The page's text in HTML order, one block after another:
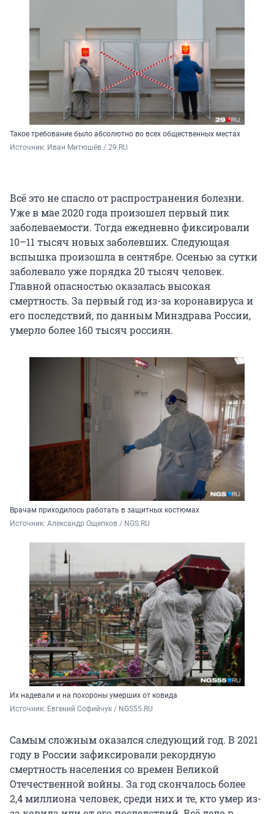
Такое требование было абсолютно во всех общественных местах
Источник: Иван Митюшёв / 29.RU
Всё это не спасло от распространения болезни.
Уже в мае 2020 года произошел первый пик
заболеваемости. Тогда ежедневно фиксировали
10–11 тысяч новых заболевших. Следующая
вспышка произошла в сентябре. Осенью за сутки
заболевало уже порядка 20 тысяч человек.
Главной опасностью оказалась высокая
смертность. За первый год из-за коронавируса и
его последствий, по данным Минздрава России,
умерло более 160 тысяч россиян.
Врачам приходилось работать в защитных костюмах
Источник: Александр Ощепков / NGS.RU
Их надевали и на похороны умерших от ковида
Источник: Евгений Софийчук / NGS55.RU
Самым сложным оказался следующий год. В 2021
году в России зафиксировали рекордную
смертность населения со времен Великой
Отечественной войны. За год скончалось более
2,4 миллиона человек, среди них и те, кто умер из-